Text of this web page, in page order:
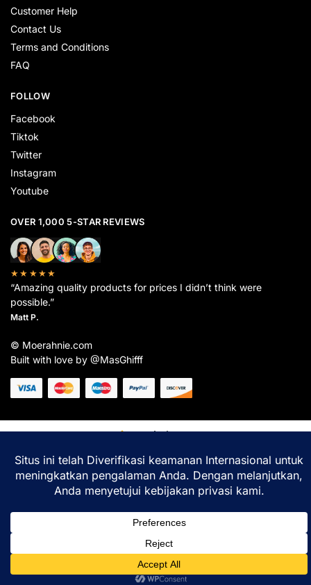
Customer Help
Contact Us
Terms and Conditions
FAQ
FOLLOW
Facebook
Tiktok
Twitter
Instagram
Youtube
OVER 1,000 5-STAR REVIEWS
★★★★★
“Amazing quality products for prices I didn’t think were
possible.”
Matt P.
© Moerahnie.com
Built with love by @MasGhifff
Lacak
Moerahnie.com
pengalaman belanja terbaik Anda.